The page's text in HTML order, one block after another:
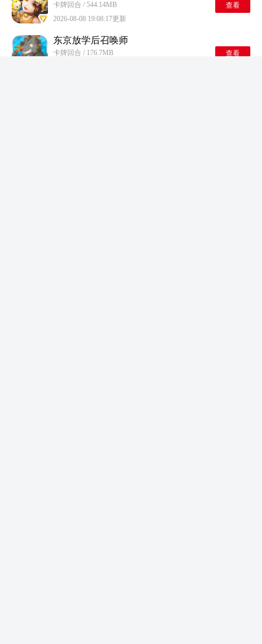
卡牌回合 / 544.14MB
2026-08-08 19:08:17更新
查看
东京放学后召唤师
卡牌回合 / 176.7MB
查看